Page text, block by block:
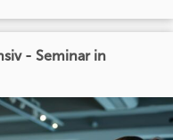
- Seminar in